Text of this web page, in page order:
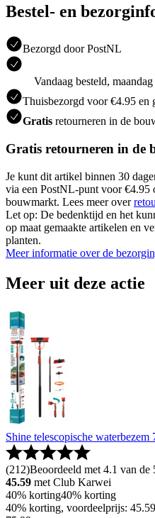
Bestel- en
Bezorgd door PostNL
Vandaag besteld,
Thuisbezorgd voor €4.95 en
Gratis retourneren in de
Gratis retourneren in de
Je kunt dit artikel binnen 30
via een PostNL-punt voor €4.95
bouwmarkt. Lees meer over
Let op: De bedenktijd en het
op maat gemaakte artikelen en
planten.
Meer informatie over de
Meer uit deze actie
Shine telescopische waterbezem
(212)Beoordeeld met 4.1 van
45.59 met Club Karwei
40% korting40% korting
40% korting, voordeelprijs: